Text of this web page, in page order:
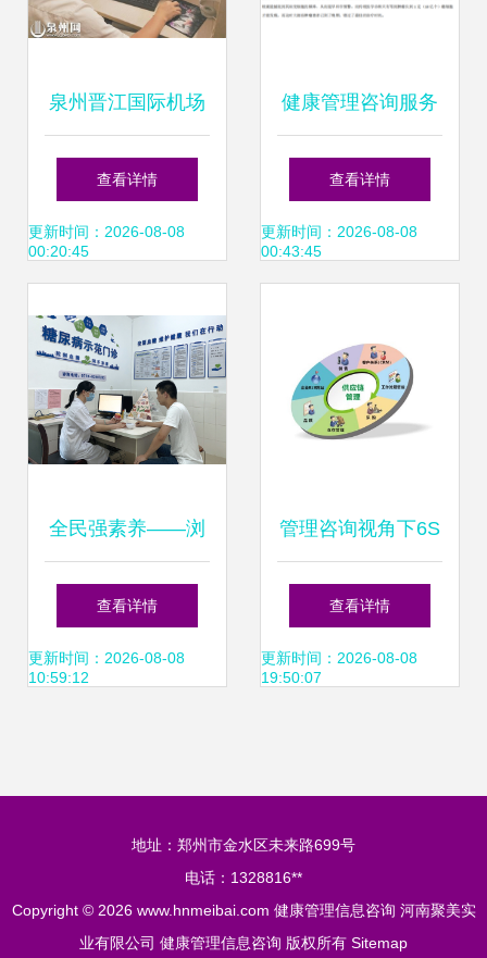
泉州晋江国际机场
顺利上线“健康空港
信息管理系统”，提
询
查看详情
更新时间：2026-08-08
00:20:45
健康管理咨询服务
市场兴起的动因分
析
查看详情
更新时间：2026-08-08
00:43:45
全民强素养——浏
阳创建国家卫生城
市系列报道之三 健
查看详情
更新时间：2026-08-08
10:59:12
管理咨询视角下6S
现场管理与团队建
设在健康管理信息
查看详情
更新时间：2026-08-08
19:50:07
地址：郑州市金水区未来路699号
电话：1328816**
Copyright © 2026 www.hnmeibai.com 健康管理信息咨询 河南聚美实
业有限公司 健康管理信息咨询 版权所有 Sitemap